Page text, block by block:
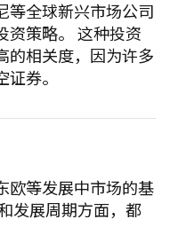
等全球新兴市场公司
资策略。 这种投资
的相关度，因为许多
券。
欧等发展中市场的基
发展周期方面，都